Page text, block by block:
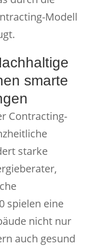
Modell
smarte
Contracting-
starke
spielen eine
nicht nur
auch gesund